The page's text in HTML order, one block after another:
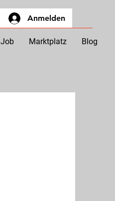
Job Marktplatz Blog
Anmelden